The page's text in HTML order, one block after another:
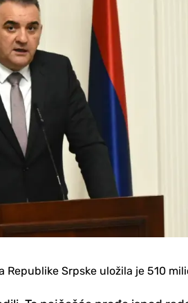
Srpske uložila je 510